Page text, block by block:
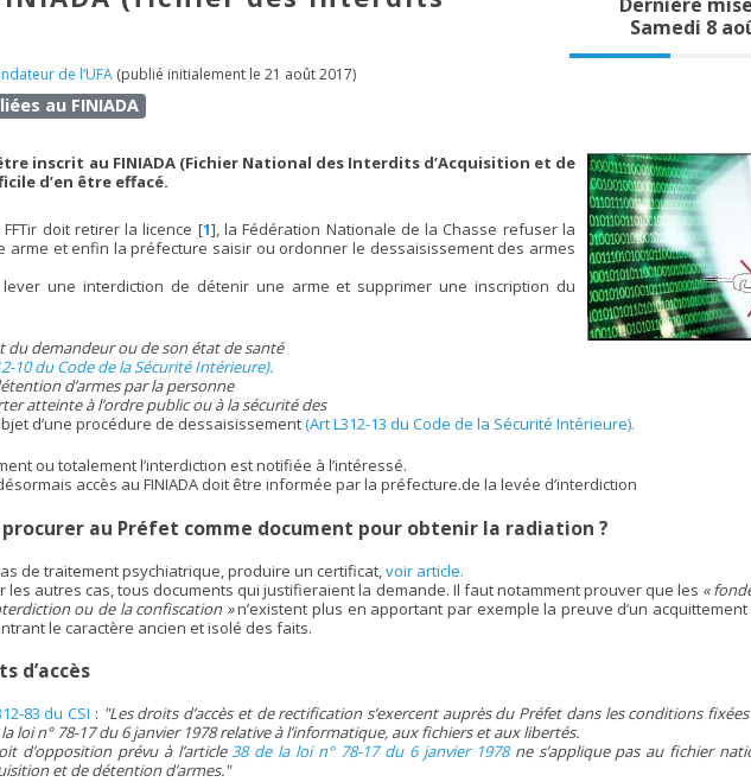
Samedi 8
de l’UFA (publié initialement le 21 août 2017)
au FINIADA
inscrit au FINIADA (Fichier National des Interdits d’Acquisition et de
d’en être effacé.
doit retirer la licence [1], la Fédération Nationale de la Chasse refuser la
arme et enfin la préfecture saisir ou ordonner le dessaisissement des armes
une interdiction de détenir une arme et supprimer une inscription du
demandeur ou de son état de santé
10 du Code de la Sécurité Intérieure).
d’armes par la personne
atteinte à l’ordre public ou à la sécurité des
d’une procédure de dessaisissement(Art L312-13 du Code de la Sécurité Intérieure).
ou totalement l’interdiction est notifiée à l’intéressé.
accès au FINIADA doit être informée par la préfecture.de la levée d’interdiction
procurer au Préfet comme document pour obtenir la radiation ?
de traitement psychiatrique, produire un certificat, voir article.
les autres cas, tous documents qui justifieraient la demande. Il faut notamment prouver que les «
ou de la confiscation »n’existent plus en apportant par exemple la preuve d’un acquittement
le caractère ancien et isolé des faits.
d’accès
83 du CSI : "Les droits d’accès et de rectification s’exercent auprès du Préfet dans les conditions
loi n° 78-17 du 6 janvier 1978 relative à l’informatique, aux fichiers et aux libertés.
d’opposition prévu à l’article38 de la loi n° 78-17 du 6 janvier 1978ne s’applique pas au fichier
et de détention d’armes."